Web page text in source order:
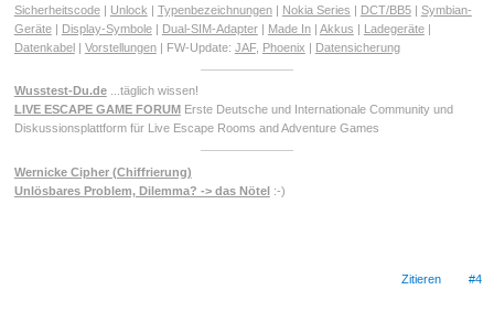
Sicherheitscode| Unlock | Typenbezeichnungen| Nokia Series | DCT/BB5| Symbian-
Geräte| Display-Symbole| Dual-SIM-Adapter| Made In| Akkus | Ladegeräte|
Datenkabel| Vorstellungen| FW-Update: JAF, Phoenix | Datensicherung
Wusstest-Du.de...täglich wissen!
LIVE ESCAPE GAME FORUM Erste Deutsche und Internationale Community und
Diskussionsplattform für Live Escape Rooms and Adventure Games
Wernicke Cipher (Chiffrierung)
Unlösbares Problem, Dilemma? -> das Nötel :-)
Zitieren #4